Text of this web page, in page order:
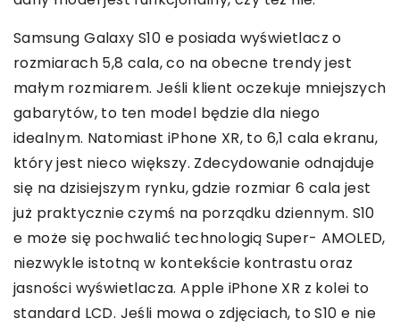
Samsung Galaxy S10 e posiada wyświetlacz o
rozmiarach 5,8 cala, co na obecne trendy jest
małym rozmiarem. Jeśli klient oczekuje mniejszych
gabarytów, to ten model będzie dla niego
idealnym. Natomiast iPhone XR, to 6,1 cala ekranu,
który jest nieco większy. Zdecydowanie odnajduje
się na dzisiejszym rynku, gdzie rozmiar 6 cala jest
już praktycznie czymś na porządku dziennym. S10
e może się pochwalić technologią Super- AMOLED,
niezwykle istotną w kontekście kontrastu oraz
jasności wyświetlacza. Apple iPhone XR z kolei to
standard LCD. Jeśli mowa o zdjęciach, to S10 e nie